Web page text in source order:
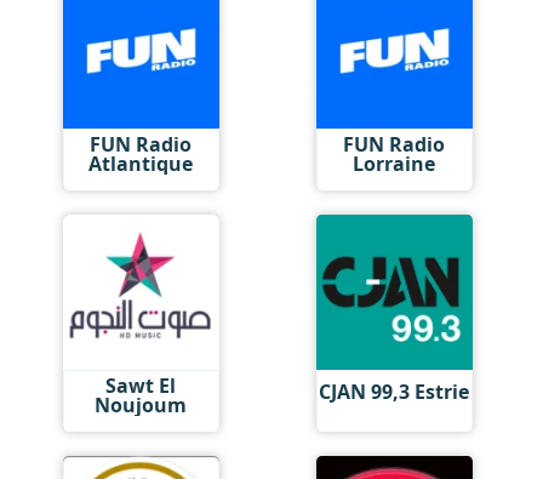
FUN Radio
Atlantique
FUN Radio
Lorraine
Sawt El
Noujoum CJAN 99,3 Estrie